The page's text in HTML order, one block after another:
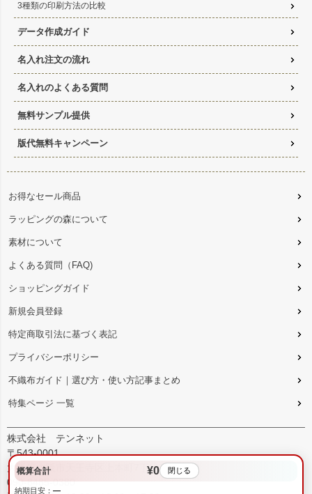
概算合計 ¥0 閉じる
納期目安： —
3種類の印刷方法の比較
データ作成ガイド
名入れ注文の流れ
名入れのよくある質問
無料サンプル提供
版代無料キャンペーン
お得なセール商品
ラッピングの森について
素材について
よくある質問（FAQ)
ショッピングガイド
新規会員登録
特定商取引法に基づく表記
プライバシーポリシー
不織布ガイド｜選び方・使い方記事まとめ
特集ページ 一覧
株式会社 テンネット
〒543-0001
大阪府大阪市天王寺区上本町7丁目2-23-5B2
090-8485-0380